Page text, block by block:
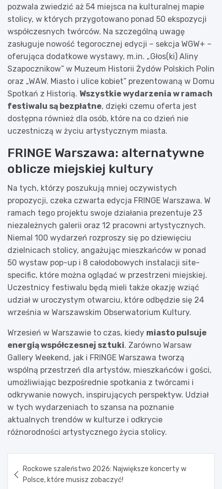
pozwala zwiedzić aż 54 miejsca na kulturalnej mapie
stolicy, w których przygotowano ponad 50 ekspozycji
współczesnych twórców. Na szczególną uwagę
zasługuje nowość tegorocznej edycji – sekcja WGW+ –
oferująca dodatkowe wystawy, m.in. „Głos(ki) Aliny
Szapocznikow” w Muzeum Historii Żydów Polskich Polin
oraz „WAW. Miasto i ulice kobiet” prezentowaną w Domu
Spotkań z Historią. Wszystkie wydarzenia w ramach
festiwalu są bezpłatne, dzięki czemu oferta jest
dostępna również dla osób, które na co dzień nie
uczestniczą w życiu artystycznym miasta.
FRINGE Warszawa: alternatywne
oblicze miejskiej kultury
Na tych, którzy poszukują mniej oczywistych
propozycji, czeka czwarta edycja FRINGE Warszawa. W
ramach tego projektu swoje działania prezentuje 23
niezależnych galerii oraz 12 pracowni artystycznych.
Niemal 100 wydarzeń rozproszy się po dziewięciu
dzielnicach stolicy, angażując mieszkańców w ponad
50 wystaw pop-up i 8 całodobowych instalacji site-
specific, które można oglądać w przestrzeni miejskiej.
Uczestnicy festiwalu będą mieli także okazję wziąć
udział w uroczystym otwarciu, które odbędzie się 24
września w Warszawskim Obserwatorium Kultury.
Wrzesień w Warszawie to czas, kiedy miasto pulsuje
energią współczesnej sztuki. Zarówno Warsaw
Gallery Weekend, jak i FRINGE Warszawa tworzą
wspólną przestrzeń dla artystów, mieszkańców i gości,
umożliwiając bezpośrednie spotkania z twórcami i
odkrywanie nowych, inspirujących perspektyw. Udział
w tych wydarzeniach to szansa na poznanie
aktualnych trendów w kulturze i odkrycie
różnorodności artystycznego życia stolicy.
wpisu
Rockowe szaleństwo 2026: Największe koncerty w
Polsce, które musisz zobaczyć!